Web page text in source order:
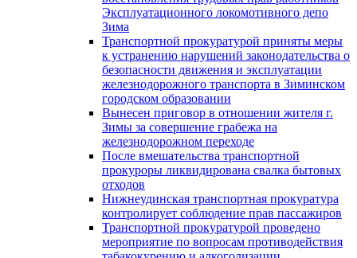
Эксплуатационного локомотивного депо
Зима
Транспортной прокуратурой приняты меры
к устранению нарушений законодательства о
безопасности движения и эксплуатации
железнодорожного транспорта в Зиминском
городском образовании
Вынесен приговор в отношении жителя г.
Зимы за совершение грабежа на
железнодорожном переходе
После вмешательства транспортной
прокуроры ликвидирована свалка бытовых
отходов
Нижнеудинская транспортная прокуратура
контролирует соблюдение прав пассажиров
Транспортной прокуратурой проведено
мероприятие по вопросам противодействия